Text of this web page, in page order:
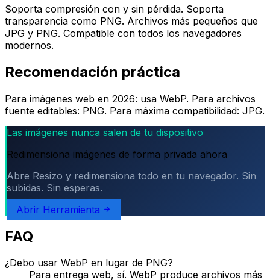
Soporta compresión con y sin pérdida. Soporta
transparencia como PNG. Archivos más pequeños que
JPG y PNG. Compatible con todos los navegadores
modernos.
Recomendación práctica
Para imágenes web en 2026: usa WebP. Para archivos
fuente editables: PNG. Para máxima compatibilidad: JPG.
Las imágenes nunca salen de tu dispositivo
Redimensiona imágenes de forma privada ahora
Abre Resizo y redimensiona todo en tu navegador. Sin
subidas. Sin esperas.
Abrir Herramienta
FAQ
¿Debo usar WebP en lugar de PNG?
Para entrega web, sí. WebP produce archivos más